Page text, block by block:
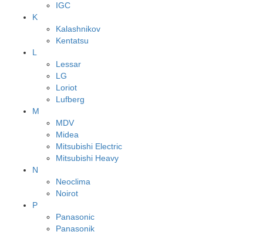
IGC
K
Kalashnikov
Kentatsu
L
Lessar
LG
Loriot
Lufberg
M
MDV
Midea
Mitsubishi Electric
Mitsubishi Heavy
N
Neoclima
Noirot
P
Panasonic
Panasonik